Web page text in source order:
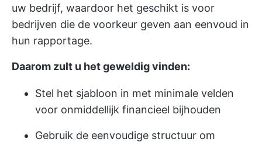
uw bedrijf, waardoor het geschikt is voor
bedrijven die de voorkeur geven aan eenvoud in
hun rapportage.
Daarom zult u het geweldig vinden:
Stel het sjabloon in met minimale velden
voor onmiddellijk financieel bijhouden
Gebruik de eenvoudige structuur om